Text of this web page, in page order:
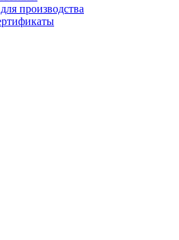
производства